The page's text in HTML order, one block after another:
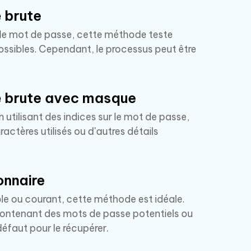
brute
mot de passe, cette méthode teste
Cependant, le processus peut être
avec masque
des indices sur le mot de passe,
utilisés ou d'autres détails
ou courant, cette méthode est idéale.
des mots de passe potentiels ou
pour le récupérer.